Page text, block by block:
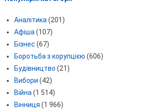
Аналітика (201)
Афіша (107)
Бізнес (67)
Боротьба з корупцією (606)
Будівництво (21)
Вибори (42)
Війна (1 514)
Вінниця (1 966)